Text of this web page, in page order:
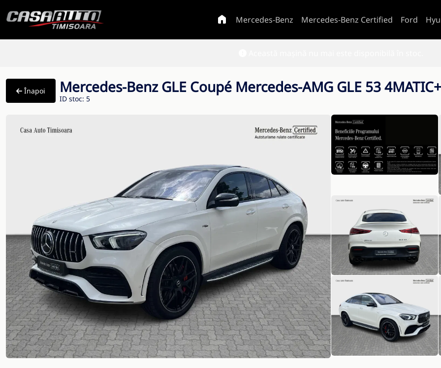
Mercedes-Benz Mercedes-Benz Certified Ford
Înapoi Mercedes-Benz GLE Coupé Mercedes-AMG GLE 53
ID stoc: 5